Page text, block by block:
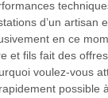
d’un artisan
en ce
et fils fait des
voulez-vous
possible